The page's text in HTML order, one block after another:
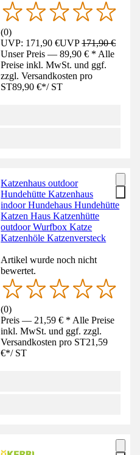
(0)
UVP: 171,90 €UVP171,90 €
Unser Preis — 89,90 € * Alle
Preise inkl. MwSt. und ggf.
zzgl. Versandkosten pro
ST89,90 €*/ ST
Katzenhaus outdoor
Hundehütte Katzenhaus
indoor Hundehaus Hundehütte
Katzen Haus Katzenhütte
outdoor Wurfbox Katze
Katzenhöle Katzenversteck
Artikel wurde noch nicht
bewertet.
(0)
Preis — 21,59 € * Alle Preise
inkl. MwSt. und ggf. zzgl.
Versandkosten pro ST21,59
€*/ ST